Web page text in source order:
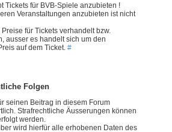
Tickets für BVB-Spiele anzubieten !
Veranstaltungen anzubieten ist nicht
für Tickets verhandelt bzw.
ausser es handelt sich um den
auf dem Ticket. #
Folgen
seinen Beitrag in diesem Forum
Strafrechtliche Äusserungen können
werden.
wird hierfür alle erhobenen Daten des